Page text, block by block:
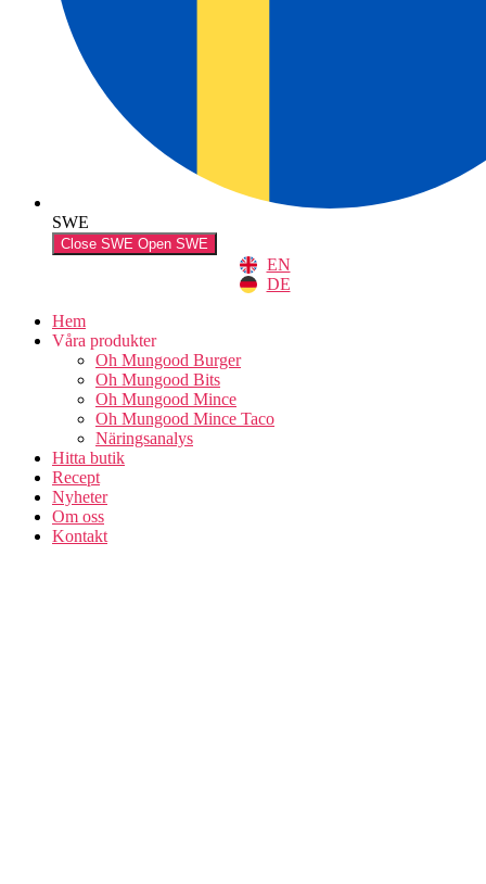
SWE
Close SWE Open SWE
EN
DE
Hem
Våra produkter
Oh Mungood Burger
Oh Mungood Bits
Oh Mungood Mince
Oh Mungood Mince Taco
Näringsanalys
Hitta butik
Recept
Nyheter
Om oss
Kontakt